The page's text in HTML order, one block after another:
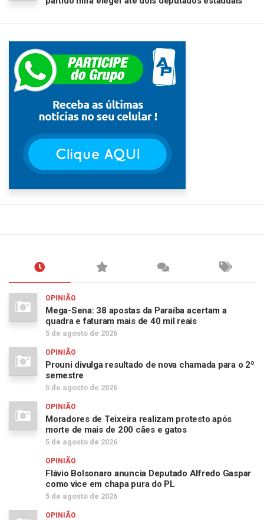
OPINIÃO
Mega-Sena: 38 apostas da Paraíba acertam a
quadra e faturam mais de 40 mil reais
5 de agosto de 2026
OPINIÃO
Prouni divulga resultado de nova chamada para o 2º
semestre
5 de agosto de 2026
OPINIÃO
Moradores de Teixeira realizam protesto após
morte de mais de 200 cães e gatos
5 de agosto de 2026
OPINIÃO
Flávio Bolsonaro anuncia Deputado Alfredo Gaspar
como vice em chapa pura do PL
5 de agosto de 2026
OPINIÃO